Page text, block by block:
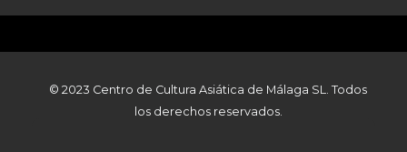
© 2023 Centro de Cultura Asiática de Málaga SL. Todos
los derechos reservados.